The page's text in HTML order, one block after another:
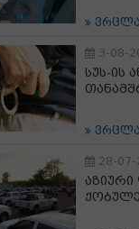
3-08-
სუს-ის
28-07-